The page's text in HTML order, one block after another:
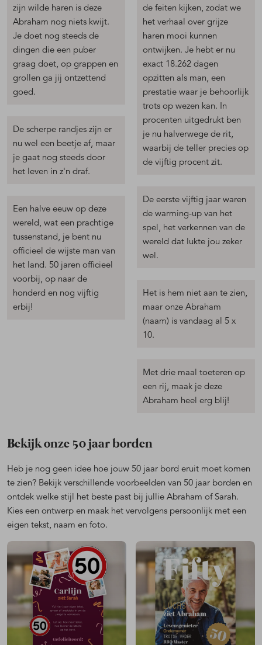
zijn wilde haren is deze
Abraham nog niets kwijt.
Je doet nog steeds de
dingen die een puber
graag doet, op grappen en
grollen ga jij ontzettend
goed.
De scherpe randjes zijn er
nu wel een beetje af, maar
je gaat nog steeds door
het leven in z'n draf.
Een halve eeuw op deze
wereld, wat een prachtige
tussenstand, je bent nu
officieel de wijste man van
het land. 50 jaren officieel
voorbij, op naar de
honderd en nog vijftig
erbij!
de feiten kijken, zodat we
het verhaal over grijze
haren mooi kunnen
ontwijken. Je hebt er nu
exact 18.262 dagen
opzitten als man, een
prestatie waar je behoorlijk
trots op wezen kan. In
procenten uitgedrukt ben
je nu halverwege de rit,
waarbij de teller precies op
de vijftig procent zit.
De eerste vijftig jaar waren
de warming-up van het
spel, het verkennen van de
wereld dat lukte jou zeker
wel.
Het is hem niet aan te zien,
maar onze Abraham
(naam) is vandaag al 5 x
10.
Met drie maal toeteren op
een rij, maak je deze
Abraham heel erg blij!
Bekijk onze 50 jaar borden
Heb je nog geen idee hoe jouw 50 jaar bord eruit moet komen
te zien? Bekijk verschillende voorbeelden van 50 jaar borden en
ontdek welke stijl het beste past bij jullie Abraham of Sarah.
Kies een ontwerp en maak het vervolgens persoonlijk met een
eigen tekst, naam en foto.